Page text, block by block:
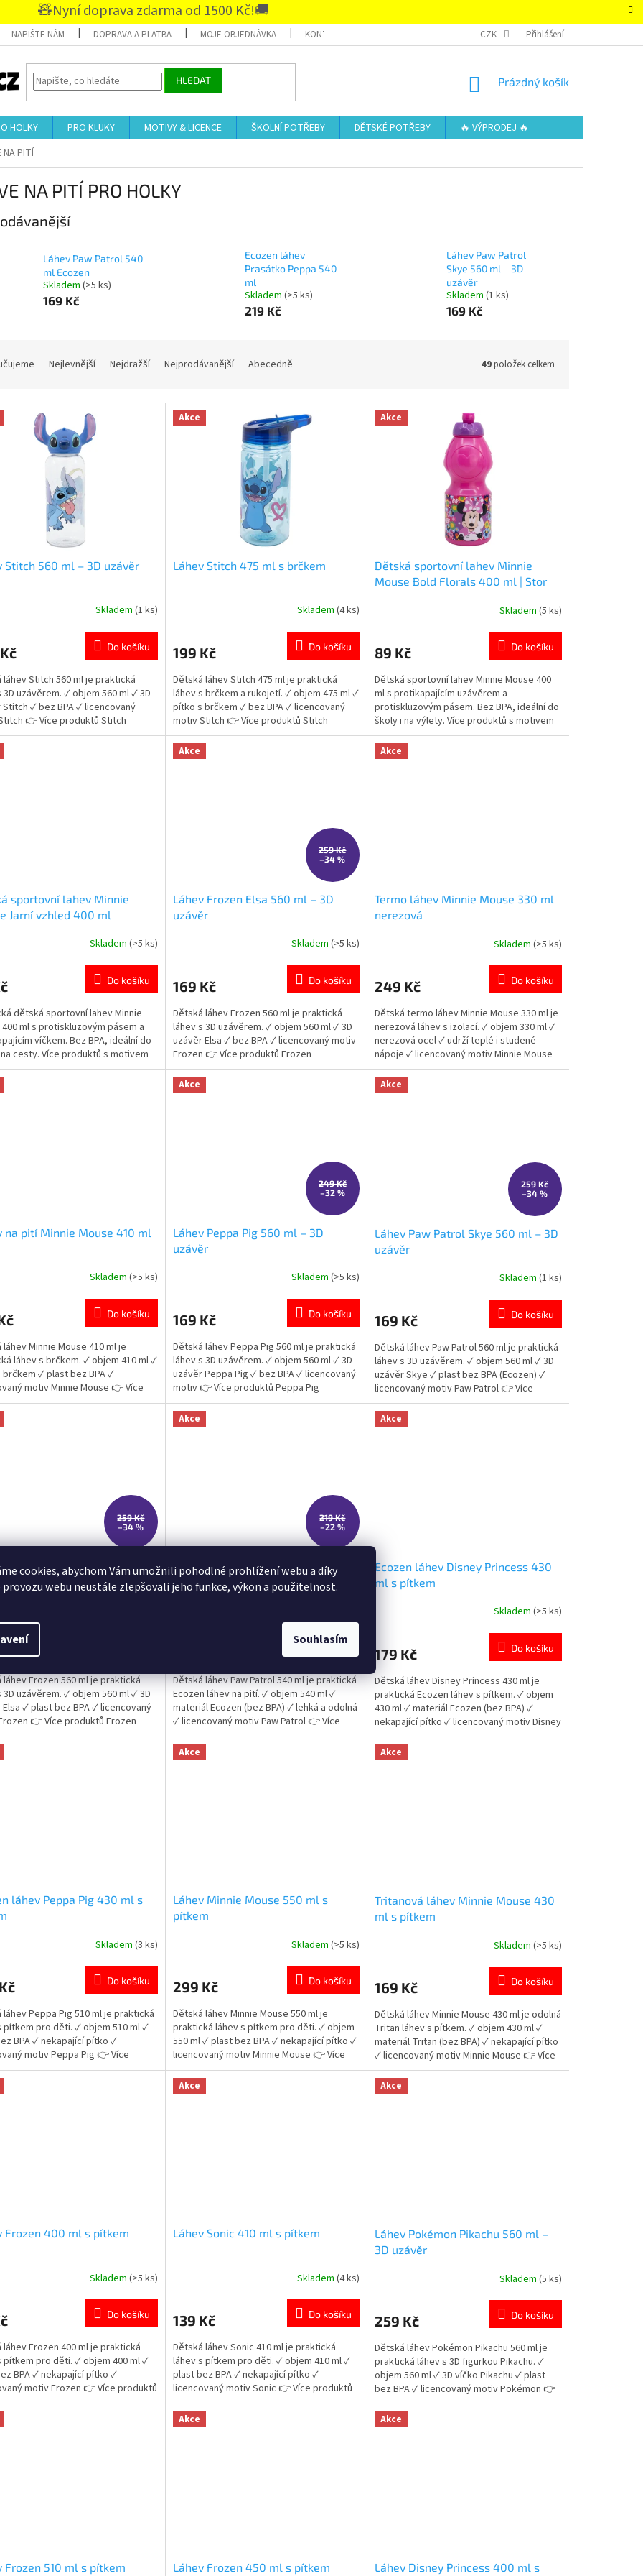
cookies, abychom Vám umožnili pohodlné prohlížení webu a díky
provozu webu neustále zlepšovali jeho funkce, výkon a použitelnost.
Souhlasím
🧸Nyní doprava zdarma od 1500 Kč!🚚
NAPIŠTE NÁM DOPRAVA A PLATBA MOJE OBJEDNÁVKA KONTAKTY OBCHODNÍ PODMÍNKY – SUPER-HRACKY.CZ
CZK Přihlášení
HLEDAT
NÁKUPNÍ
Prázdný košík
HOLKY PRO KLUKY MOTIVY & LICENCE ŠKOLNÍ POTŘEBY DĚTSKÉ POTŘEBY
🔥 VÝPRODEJ 🔥
NA PITÍ
NA PITÍ PRO HOLKY
Láhev Paw Patrol 540
ml Ecozen
Skladem (>5 ks)
169 Kč
Ecozen láhev
Prasátko Peppa 540
ml
Skladem (>5 ks)
219 Kč
Láhev Paw Patrol
Skye 560 ml – 3D
uzávěr
Skladem (1 ks)
169 Kč
Nejlevnější Nejdražší Nejprodávanější Abecedně 49položek celkem
Stitch 560 ml – 3D uzávěr
Skladem (1 ks)
Do košíku
láhev Stitch 560 ml je praktická
3D uzávěrem. ✓ objem 560 ml ✓ 3D
✓ bez BPA ✓ licencovaný
👉 Více produktů Stitch
Akce
Láhev Stitch 475 ml s brčkem
je
z
5
hvězdiček.
Skladem (4 ks)
199 Kč Do košíku
Dětská láhev Stitch 475 ml je praktická
láhev s brčkem a rukojetí. ✓ objem 475 ml ✓
pítko s brčkem ✓ bez BPA ✓ licencovaný
motiv Stitch 👉 Více produktů Stitch
Akce
Dětská sportovní lahev Minnie
Mouse Bold Florals 400 ml | Stor
je
z
5
hvězdiček.
Skladem (5 ks)
89 Kč Do košíku
Dětská sportovní lahev Minnie Mouse 400
ml s protikapajícím uzávěrem a
protiskluzovým pásem. Bez BPA, ideální do
školy i na výlety. Více produktů s motivem
MINNIE 👉 zde
sportovní lahev Minnie
Jarní vzhled 400 ml
Skladem (>5 ks)
Do košíku
dětská sportovní lahev Minnie
ml s protiskluzovým pásem a
víčkem. Bez BPA, ideální do
cesty. Více produktů s motivem
👉 zde
Akce
259 Kč
–34 %
Láhev Frozen Elsa 560 ml – 3D
uzávěr
je
z
5
hvězdiček.
Skladem (>5 ks)
169 Kč Do košíku
Dětská láhev Frozen 560 ml je praktická
láhev s 3D uzávěrem. ✓ objem 560 ml ✓ 3D
uzávěr Elsa ✓ bez BPA ✓ licencovaný motiv
Frozen 👉 Více produktů Frozen
Akce
Termo láhev Minnie Mouse 330 ml
nerezová
je
z
5
hvězdiček.
Skladem (>5 ks)
249 Kč Do košíku
Dětská termo láhev Minnie Mouse 330 ml je
nerezová láhev s izolací. ✓ objem 330 ml ✓
nerezová ocel ✓ udrží teplé i studené
nápoje ✓ licencovaný motiv Minnie Mouse
👉 Více produktů Minnie Mouse
na pití Minnie Mouse 410 ml
Skladem (>5 ks)
Do košíku
Minnie Mouse 410 ml je
láhev s brčkem. ✓ objem 410 ml ✓
✓ plast bez BPA ✓
motiv Minnie Mouse 👉 Více
Minnie Mouse
Akce
249 Kč
–32 %
Láhev Peppa Pig 560 ml – 3D
uzávěr
je
z
5
hvězdiček.
Skladem (>5 ks)
169 Kč Do košíku
Dětská láhev Peppa Pig 560 ml je praktická
láhev s 3D uzávěrem. ✓ objem 560 ml ✓ 3D
uzávěr Peppa Pig ✓ bez BPA ✓ licencovaný
motiv 👉 Více produktů Peppa Pig
Akce
259 Kč
–34 %
Láhev Paw Patrol Skye 560 ml – 3D
uzávěr
je
z
5
hvězdiček.
Skladem (1 ks)
169 Kč Do košíku
Dětská láhev Paw Patrol 560 ml je praktická
láhev s 3D uzávěrem. ✓ objem 560 ml ✓ 3D
uzávěr Skye ✓ plast bez BPA (Ecozen) ✓
licencovaný motiv Paw Patrol 👉 Více
produktů Paw Patrol
259 Kč
–34 %
Frozen Elsa 560 ml – 3D
láhev Frozen 560 ml je praktická
3D uzávěrem. ✓ objem 560 ml ✓ 3D
✓ plast bez BPA ✓ licencovaný
👉 Více produktů Frozen
Akce
219 Kč
–22 %
Láhev Paw Patrol 540 ml Ecozen
z
5
hvězdiček.
Do košíku
Dětská láhev Paw Patrol 540 ml je praktická
Ecozen láhev na pití. ✓ objem 540 ml ✓
materiál Ecozen (bez BPA) ✓ lehká a odolná
✓ licencovaný motiv Paw Patrol 👉 Více
produktů Paw Patrol
Akce
Ecozen láhev Disney Princess 430
ml s pítkem
je
5,0
z
5
hvězdiček.
Skladem (>5 ks)
179 Kč Do košíku
Dětská láhev Disney Princess 430 ml je
praktická Ecozen láhev s pítkem. ✓ objem
430 ml ✓ materiál Ecozen (bez BPA) ✓
nekapající pítko ✓ licencovaný motiv Disney
Princess 👉 Více produktů Disney Princess
láhev Peppa Pig 430 ml s
Skladem (3 ks)
Do košíku
láhev Peppa Pig 510 ml je praktická
pítkem pro děti. ✓ objem 510 ml ✓
BPA ✓ nekapající pítko ✓
motiv Peppa Pig 👉 Více
Peppa Pig
Akce
Láhev Minnie Mouse 550 ml s
pítkem
je
z
5
hvězdiček.
Skladem (>5 ks)
299 Kč Do košíku
Dětská láhev Minnie Mouse 550 ml je
praktická láhev s pítkem pro děti. ✓ objem
550 ml ✓ plast bez BPA ✓ nekapající pítko ✓
licencovaný motiv Minnie Mouse 👉 Více
produktů Minnie Mouse
Akce
Tritanová láhev Minnie Mouse 430
ml s pítkem
je
z
5
hvězdiček.
Skladem (>5 ks)
169 Kč Do košíku
Dětská láhev Minnie Mouse 430 ml je odolná
Tritan láhev s pítkem. ✓ objem 430 ml ✓
materiál Tritan (bez BPA) ✓ nekapající pítko
✓ licencovaný motiv Minnie Mouse 👉 Více
produktů Minnie Mouse
Frozen 400 ml s pítkem
Skladem (>5 ks)
Do košíku
láhev Frozen 400 ml je praktická
pítkem pro děti. ✓ objem 400 ml ✓
BPA ✓ nekapající pítko ✓
motiv Frozen 👉 Více produktů
Akce
Láhev Sonic 410 ml s pítkem
je
z
5
hvězdiček.
Skladem (4 ks)
139 Kč Do košíku
Dětská láhev Sonic 410 ml je praktická
láhev s pítkem pro děti. ✓ objem 410 ml ✓
plast bez BPA ✓ nekapající pítko ✓
licencovaný motiv Sonic 👉 Více produktů
Sonic
Akce
Láhev Pokémon Pikachu 560 ml –
3D uzávěr
je
z
5
hvězdiček.
Skladem (5 ks)
259 Kč Do košíku
Dětská láhev Pokémon Pikachu 560 ml je
praktická láhev s 3D figurkou Pikachu. ✓
objem 560 ml ✓ 3D víčko Pikachu ✓ plast
bez BPA ✓ licencovaný motiv Pokémon 👉
Více produktů Pokémon
Frozen 510 ml s pítkem
Akce
Láhev Frozen 450 ml s pítkem
Akce
Láhev Disney Princess 400 ml s